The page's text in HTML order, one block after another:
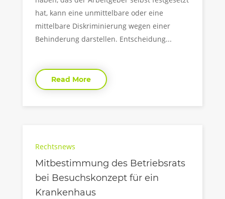
hat, kann eine unmittelbare oder eine
mittelbare Diskriminierung wegen einer
Behinderung darstellen. Entscheidung...
Read More
Rechtsnews
Mitbestimmung des Betriebsrats
bei Besuchskonzept für ein
Krankenhaus